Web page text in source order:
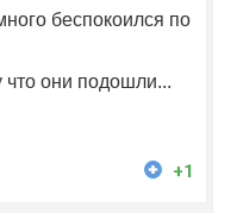
беспокоился по
что они подошли...
+1